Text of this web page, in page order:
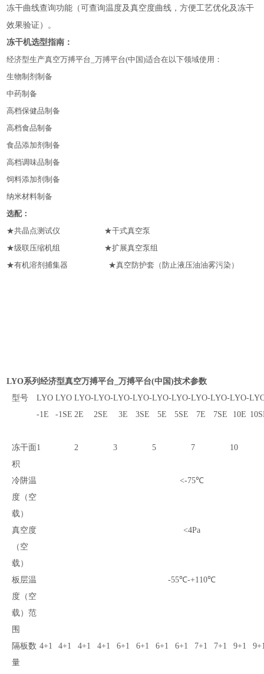
冻干曲线查询功能（可查询温度及真空度曲线，方便工艺优化及冻干
效果验证）。
冻干机选型指南：
经济型生产真空万搏平台_万搏平台(中国)适合在以下领域使用：
生物制剂制备
中药制备
高档保健品制备
高档食品制备
食品添加剂制备
高档调味品制备
饲料添加剂制备
纳米材料制备
选配：
★共晶点测试仪 ★干式真空泵
★级联压缩机组 ★扩展真空泵组
★有机溶剂捕集器 ★真空防护套（防止液压油油雾污染）
LYO系列经济型真空万搏平台_万搏平台(中国)技术参数
型号
LYO
-1E
LYO
-1SE
LYO-
2E
LYO-
2SE
LYO-
3E
LYO-
3SE
LYO-
5E
LYO-
5SE
LYO-
7E
LYO-
7SE
LYO-
10E
冻干面
积
1 2 3 5 7 10
冷阱温
度（空
载）
<-75℃
真空度
（空
载）
<4Pa
板层温
度（空
载）范
围
-55℃-+110℃
隔板数
量
4+1 4+1 4+1 4+1 6+1 6+1 6+1 6+1 7+1 7+1 9+1